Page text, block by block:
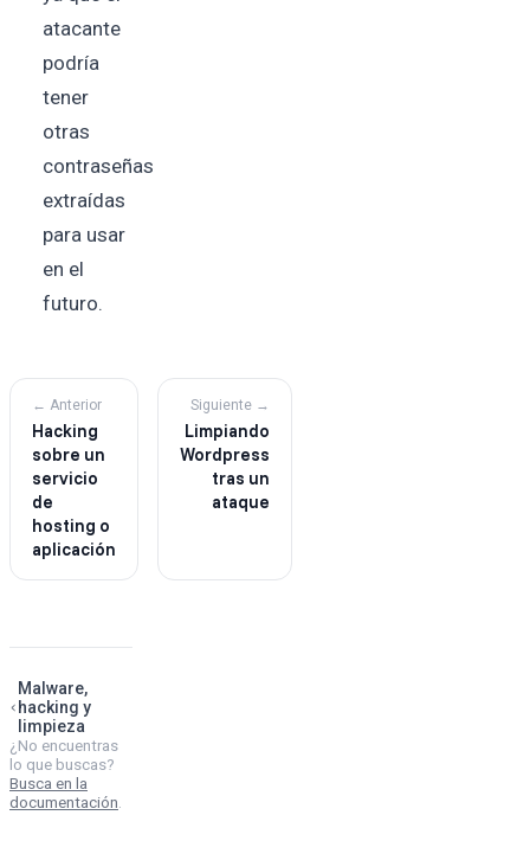
atacante
podría
tener
otras
contraseñas
extraídas
para usar
en el
futuro.
← Anterior
Hacking
sobre un
servicio
de
hosting o
aplicación
Siguiente →
Limpiando
Wordpress
tras un
ataque
Malware,
hacking y
limpieza
¿No encuentras
lo que buscas?
Busca en la
documentación.